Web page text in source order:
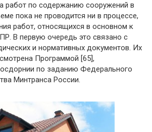
работ по содержанию сооружений в
пока не проводится ни в процессе,
работ, относящихся в основном к
В первую очередь это связано с
и нормативных документов. Их
Программой [65],
по заданию Федерального
Минтранса России.